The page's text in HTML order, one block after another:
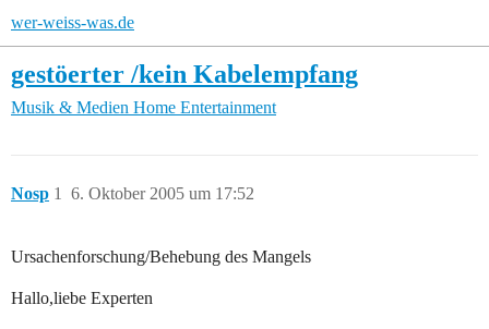
wer-weiss-was.de
gestöerter /kein Kabelempfang
Musik & Medien Home Entertainment
Nosp 6. Oktober 2005 um 17:52
1
Ursachenforschung/Behebung des Mangels
Hallo,liebe Experten